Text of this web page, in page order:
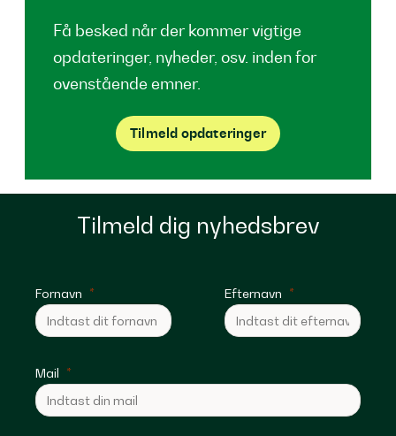
Få besked når der kommer vigtige
opdateringer, nyheder, osv. inden for
ovenstående emner.
Tilmeld opdateringer
Tilmeld dig nyhedsbrev
Fornavn Efternavn
Mail